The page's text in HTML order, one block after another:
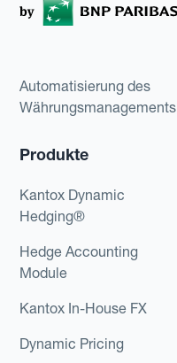
Automatisierung des
Währungsmanagements
Produkte
Kantox Dynamic
Hedging®
Hedge Accounting
Module
Kantox In-House FX
Dynamic Pricing